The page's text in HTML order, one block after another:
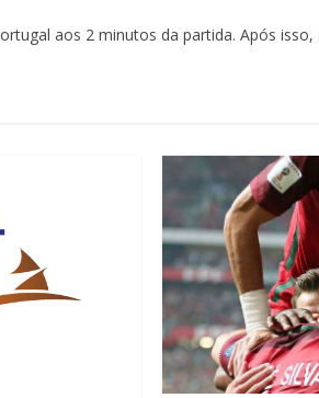
aos 2 minutos da partida. Após